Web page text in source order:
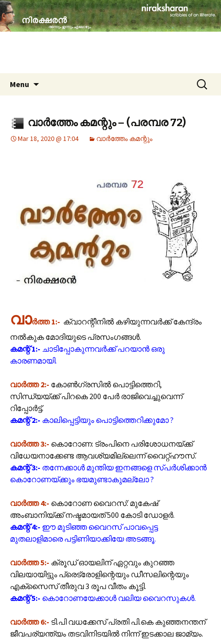
niraksharan (നിരക്ഷരൻ)
travelogues, book reviews, social issues,
cinema, memories & lot more…
Menu
Search
for:
വാർത്തേം കമന്റും – (പരമ്പര 72)
Mar 18, 2020 @ 17:04 വാർത്തേം കമന്റും
വാർത്ത 1:- ക്വാറന്റീനിൽ കഴിയുന്നവർക്ക് കേന്ദ്രം
നൽകുക മോദിയുടെ പ്രസംഗങ്ങൾ.
കമന്റ് 1:- ചാടിപ്പോകുന്നവർക്ക് പറയാൻ ഒരു
കാരണമായി.
വാർത്ത 2:- കോണ്‍ഗ്രസില്‍ പൊട്ടിത്തെറി,
സിന്ധ്യയ്ക്ക് പിറകെ 200 പേര്‍ രാജിവെച്ചുവെന്ന്
റിപ്പോര്‍ട്ട്.
കമന്റ് 2:- കാലിപ്പെട്ടിയും പൊട്ടിത്തെറിക്കുമോ ?
വാർത്ത 3:- കൊറോണ: ട്രംപിനെ പരിശോധനയ്ക്ക്
വിധേയനാക്കേണ്ട ആവശ്യമില്ലെന്ന് വൈറ്റ്ഹൗസ്.
കമന്റ് 3:- തന്നേക്കാൾ മുന്തിയ ഇനങ്ങളെ സ്പർശിക്കാൻ
കൊറോണയ്ക്കും ഭയമുണ്ടാകുമല്ലോ ?
വാർത്ത 4:- കൊറോണ വൈറസ്: മുകേഷ്
അംബാനിയ്ക്ക് നഷ്ടമായത് 500 കോടി ഡോളര്‍.
കമന്റ് 4:- ഈ മുടിഞ്ഞ വൈറസ് പാവപ്പെട്ട
മുതലാളിമാരെ പട്ടിണിയാക്കിയേ അടങ്ങൂ.
വാർത്ത 5:- ക്രൂഡ് ഓയലിന് ഏറ്റവും കുറഞ്ഞ
വിലയായിട്ടും പ്രെട്രോളിന്റെയും ഡീസലിന്റെയും
എക്‌സൈസ് തീരുവ 3 രൂപ വീതം കൂട്ടി.
കമന്റ് 5:- കൊറോണയേക്കാൾ വലിയ വൈറസുകൾ.
വാർത്ത 6:- ടി.പി വധക്കേസ് പ്രതി പി.കെ കുഞ്ഞനന്തന്
ജീവപര്യന്ത്യം തടവിനിടയിൽ നിന്ന് ഇടക്കാല ജാമ്യം.